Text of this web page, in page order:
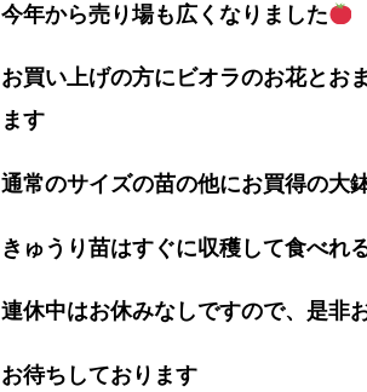
今年から売り場も広くなりました
お買い上げの方にビオラのお花とお
ます
通常のサイズの苗の他にお買得の大
きゅうり苗はすぐに収穫して食べれ
連休中はお休みなしですので、是非
お待ちしております